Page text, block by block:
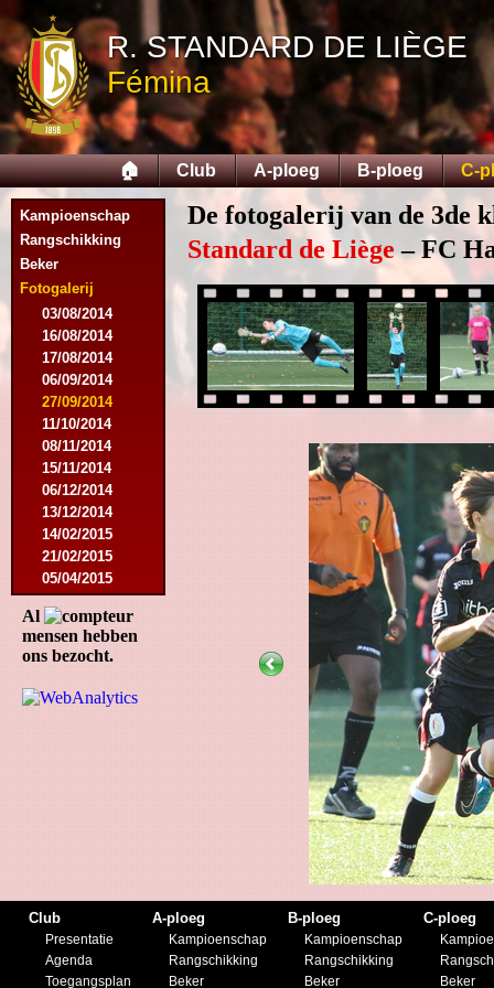
R. STANDARD DE LIÈGE
Fémina
🏠 Club A-ploeg B-ploeg C-
Kampioenschap
Rangschikking
Beker
Fotogalerij
03/08/2014
16/08/2014
17/08/2014
06/09/2014
27/09/2014
11/10/2014
08/11/2014
15/11/2014
06/12/2014
13/12/2014
14/02/2015
21/02/2015
05/04/2015
23/05/2015
30/05/2015
12/08/2015
15/08/2015
22/08/2015
12/09/2015
03/09/2016
17/09/2016
10/01/2017
18/02/2017
Al
mensen hebben
ons bezocht.
De fotogalerij van de 3de
Standard de Liège– FC
Club
Presentatie
Agenda
Toegangsplan
A-ploeg
Kampioenschap
Rangschikking
Beker
B-ploeg
Kampioenschap
Rangschikking
Beker
C-ploeg
Beker